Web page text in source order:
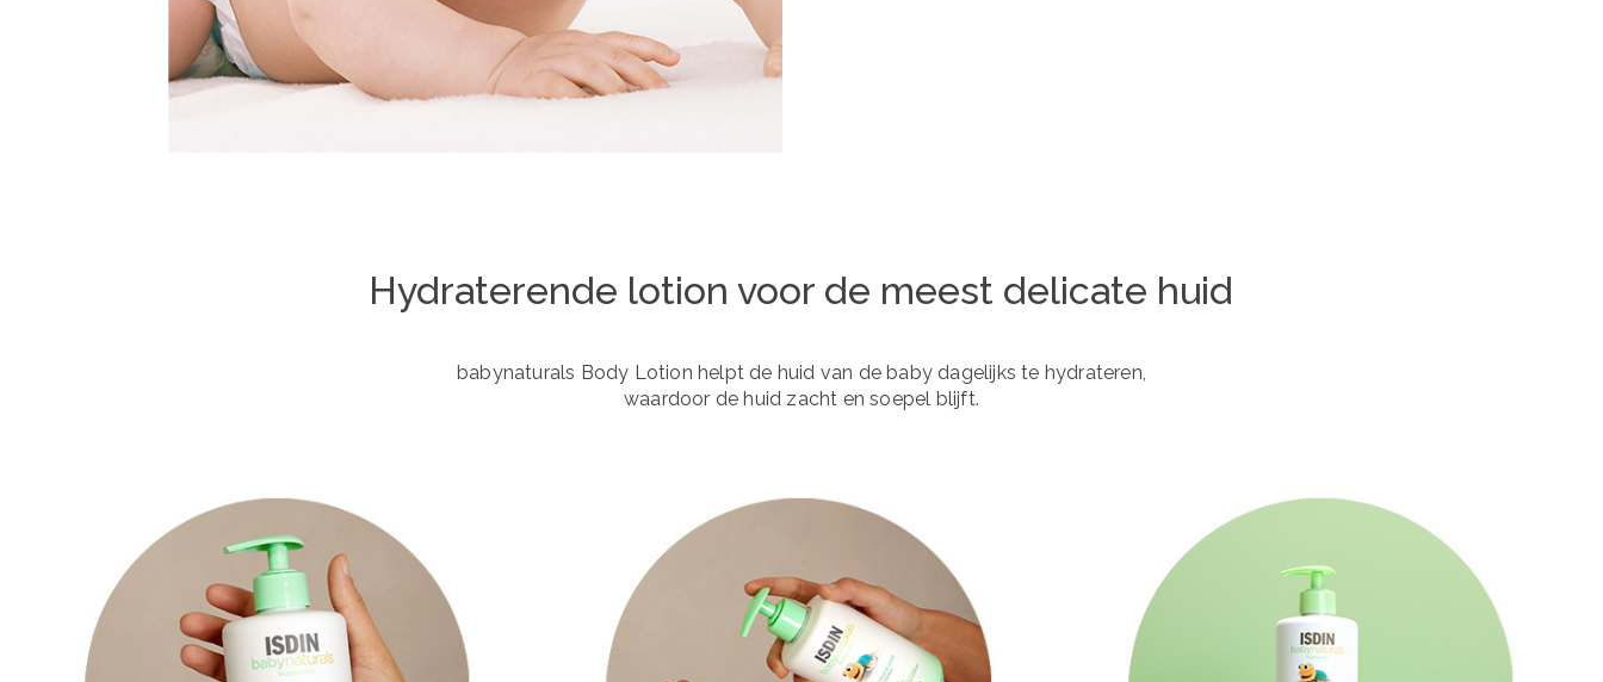
Hydraterende lotion voor de meest delicate huid
babynaturals Body Lotion helpt de huid van de baby dagelijks te hydrateren,
waardoor de huid zacht en soepel blijft.